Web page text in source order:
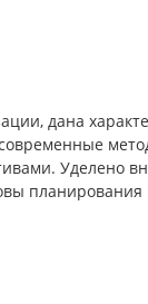
дана
Уделено